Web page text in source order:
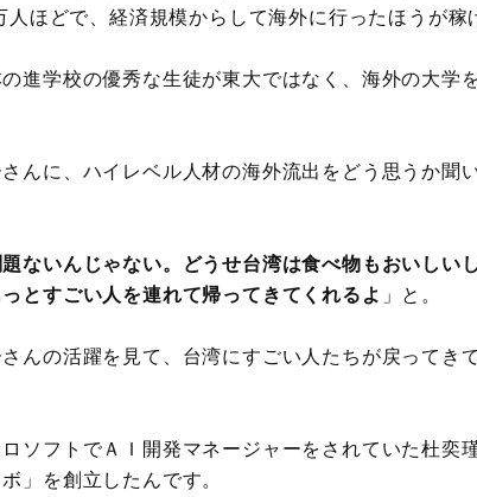
ほどで、経済規模からして海外に行ったほうが稼
進学校の優秀な生徒が東大ではなく、海外の大学
さんに、ハイレベル人材の海外流出をどう思うか聞
ないんじゃない。どうせ台湾は食べ物もおいしい
とすごい人を連れて帰ってきてくれるよ 」と。
んの活躍を見て、台湾にすごい人たちが戻ってき
ソフトでＡＩ開発マネージャーをされていた杜奕
」を創立したんです。